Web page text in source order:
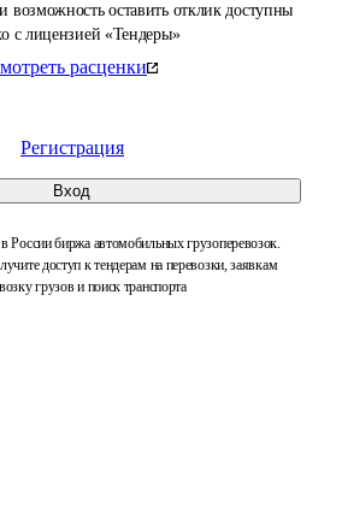
оставить отклик доступны
с лицензией «Тендеры»
расценки
Регистрация
Вход
биржа автомобильных грузоперевозок.
доступ к тендерам на перевозки, заявкам
грузов и поиск транспорта